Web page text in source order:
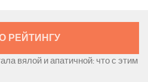
РЕЙТИНГУ
вялой и апатичной: что с этим